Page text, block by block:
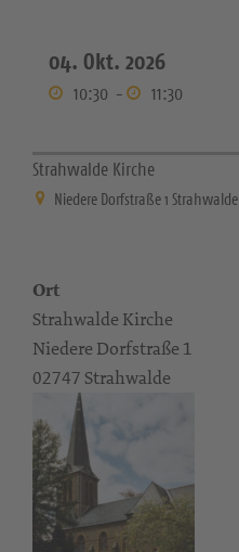
04. Okt. 2026
10:30 - 11:30
Strahwalde Kirche
Niedere Dorfstraße 1 Strahwalde
Ort
Strahwalde Kirche
Niedere Dorfstraße 1
02747 Strahwalde